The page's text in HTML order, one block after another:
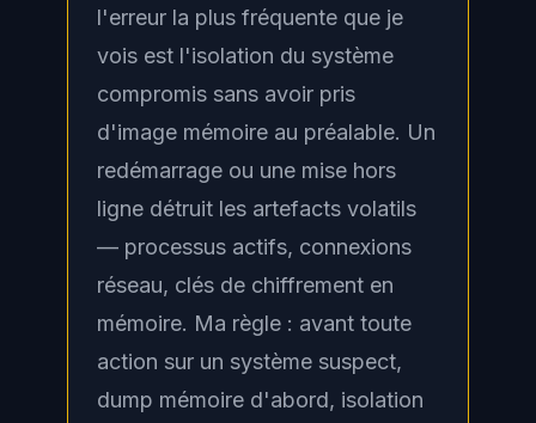
l'erreur la plus fréquente que je
vois est l'isolation du système
compromis sans avoir pris
d'image mémoire au préalable. Un
redémarrage ou une mise hors
ligne détruit les artefacts volatils
— processus actifs, connexions
réseau, clés de chiffrement en
mémoire. Ma règle : avant toute
action sur un système suspect,
dump mémoire d'abord, isolation